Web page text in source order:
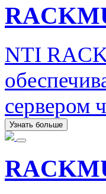
NTI
сервером
Узнать больше